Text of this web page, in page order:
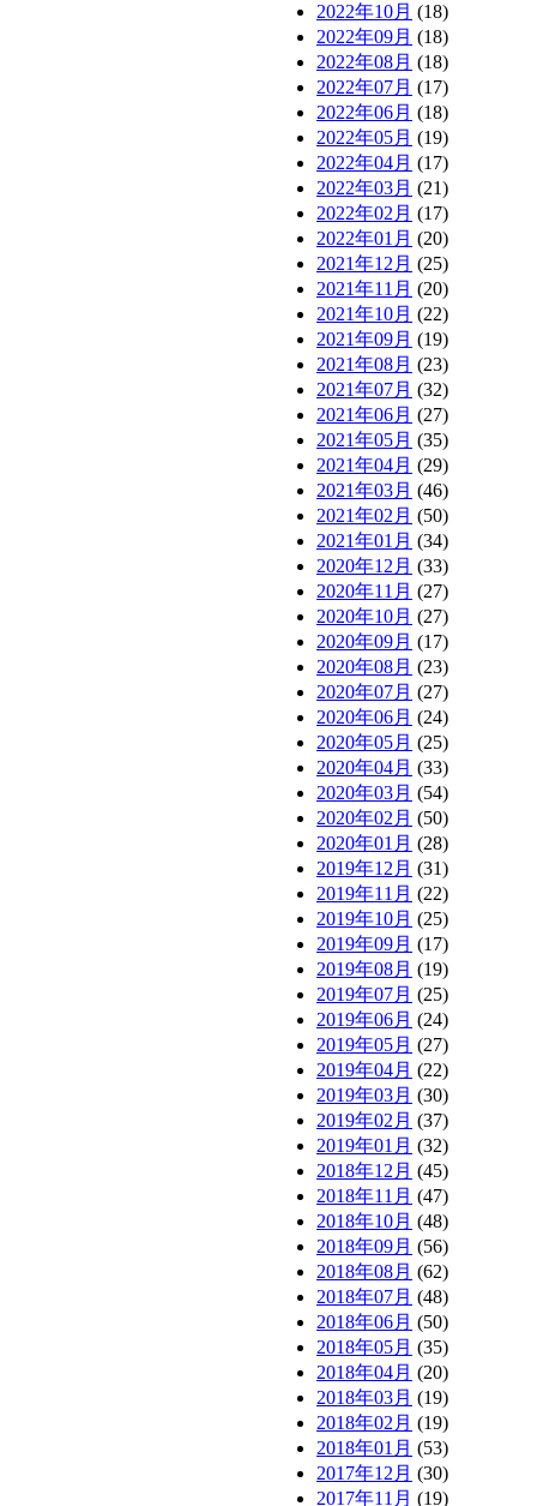
2022年10月 (18)
2022年09月 (18)
2022年08月 (18)
2022年07月 (17)
2022年06月 (18)
2022年05月 (19)
2022年04月 (17)
2022年03月 (21)
2022年02月 (17)
2022年01月 (20)
2021年12月 (25)
2021年11月 (20)
2021年10月 (22)
2021年09月 (19)
2021年08月 (23)
2021年07月 (32)
2021年06月 (27)
2021年05月 (35)
2021年04月 (29)
2021年03月 (46)
2021年02月 (50)
2021年01月 (34)
2020年12月 (33)
2020年11月 (27)
2020年10月 (27)
2020年09月 (17)
2020年08月 (23)
2020年07月 (27)
2020年06月 (24)
2020年05月 (25)
2020年04月 (33)
2020年03月 (54)
2020年02月 (50)
2020年01月 (28)
2019年12月 (31)
2019年11月 (22)
2019年10月 (25)
2019年09月 (17)
2019年08月 (19)
2019年07月 (25)
2019年06月 (24)
2019年05月 (27)
2019年04月 (22)
2019年03月 (30)
2019年02月 (37)
2019年01月 (32)
2018年12月 (45)
2018年11月 (47)
2018年10月 (48)
2018年09月 (56)
2018年08月 (62)
2018年07月 (48)
2018年06月 (50)
2018年05月 (35)
2018年04月 (20)
2018年03月 (19)
2018年02月 (19)
2018年01月 (53)
2017年12月 (30)
2017年11月 (19)